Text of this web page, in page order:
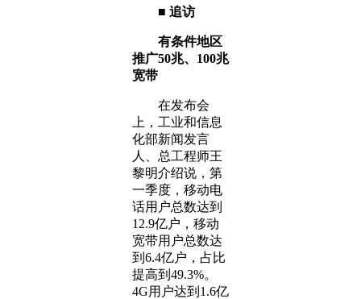
■ 追访
有条件地区
推广50兆、100兆
宽带
在发布会
上，工业和信息
化部新闻发言
人、总工程师王
黎明介绍说，第
一季度，移动电
话用户总数达到
12.9亿户，移动
宽带用户总数达
到6.4亿户，占比
提高到49.3%。
4G用户达到1.6亿